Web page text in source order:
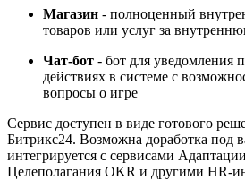
Магазин - полноценный
товаров или услуг за
Чат-бот - бот для уведомления
действиях в системе с
вопросы о игре
Сервис доступен в виде готового
Битрикс24. Возможна доработка под
интегрируется с сервисами
Целеполагания OKR и другими HR-